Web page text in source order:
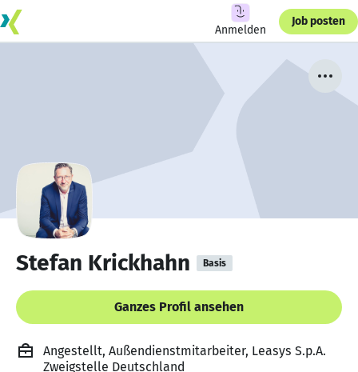
Anmelden
Job posten
Stefan Krickhahn Basis
Ganzes Profil ansehen
Angestellt, Außendienstmitarbeiter, Leasys S.p.A.
Zweigstelle Deutschland